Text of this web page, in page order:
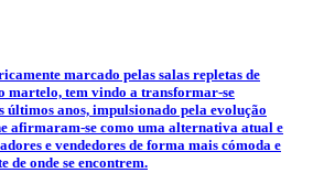
marcado pelas salas repletas de
martelo, tem vindo a transformar-se
últimos anos, impulsionado pela evolução
afirmaram-se como uma alternativa atual e
e vendedores de forma mais cómoda e
de onde se encontrem.